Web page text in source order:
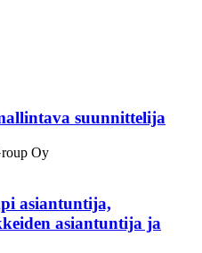
suunnittelija
Oy
asiantuntija,
asiantuntija ja